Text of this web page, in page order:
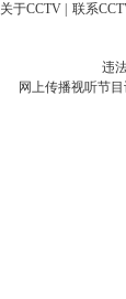
关于CCTV 联系
违
网上传播视听节